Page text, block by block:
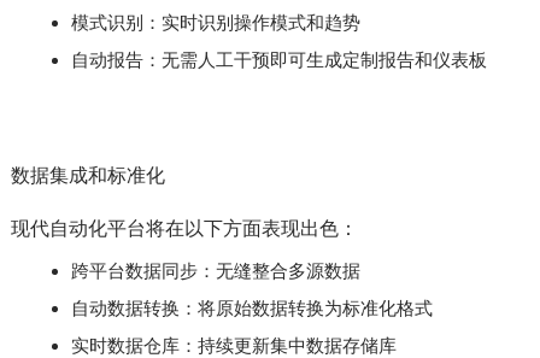
模式识别：实时识别操作模式和趋势
自动报告：无需人工干预即可生成定制报告和仪表板
数据集成和标准化
现代自动化平台将在以下方面表现出色：
跨平台数据同步：无缝整合多源数据
自动数据转换：将原始数据转换为标准化格式
实时数据仓库：持续更新集中数据存储库